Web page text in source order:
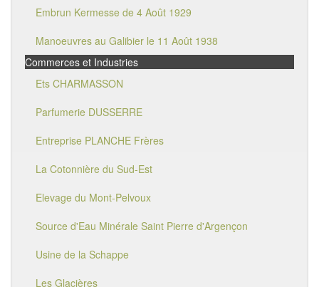
Embrun Kermesse de 4 Août 1929
Manoeuvres au Galibier le 11 Août 1938
Commerces et Industries
Ets CHARMASSON
Parfumerie DUSSERRE
Entreprise PLANCHE Frères
La Cotonnière du Sud-Est
Elevage du Mont-Pelvoux
Source d'Eau Minérale Saint Pierre d'Argençon
Usine de la Schappe
Les Glacières